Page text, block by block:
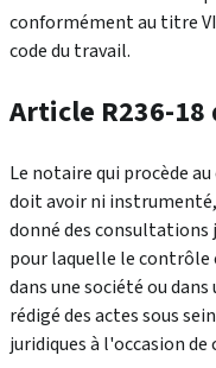
conformément au titre
code du travail.
Article R236-18
Le notaire qui procède
doit avoir ni
donné des
pour laquelle le contrôle
dans une société ou
rédigé des actes sous
juridiques à l'occasion